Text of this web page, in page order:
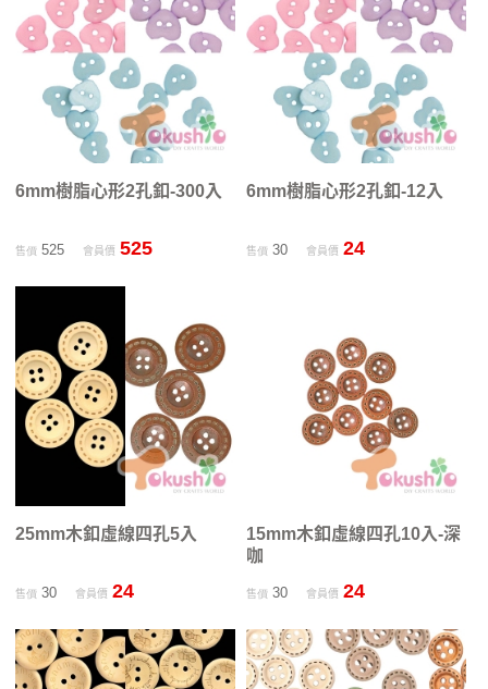
6mm樹脂心形2孔釦-300入
售價525 會員價 525
6mm樹脂心形2孔釦-12入
售價 30 會員價 24
25mm木釦虛線四孔5入
售價30 會員價 24
15mm木釦虛線四孔10入-深
咖
售價 30 會員價 24